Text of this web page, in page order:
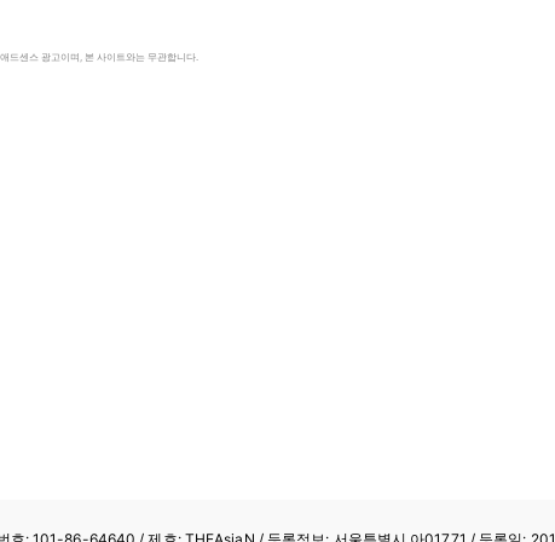
드센스 광고이며, 본 사이트와는 무관합니다.